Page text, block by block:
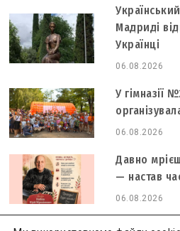
Мадриді
Українці
06.08.2026
У гімназії
06.08.2026
Давно
— настав
06.08.2026